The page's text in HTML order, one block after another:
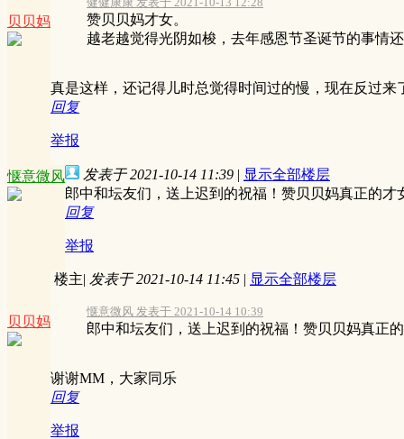
贝贝妈
赞贝贝妈才女。
越老越觉得光阴如梭，去年感恩节圣诞节的事情
真是这样，还记得儿时总觉得时间过的慢，现在反过来
回复
举报
惬意微风 发表于 2021-10-14 11:39 | 显示全部楼层
郎中和坛友们，送上迟到的祝福！赞贝贝妈真正的才
回复
举报
贝贝妈
楼主| 发表于 2021-10-14 11:45 | 显示全部楼层
惬意微风 发表于 2021-10-14 10:39
郎中和坛友们，送上迟到的祝福！赞贝贝妈真正
谢谢MM，大家同乐
回复
举报